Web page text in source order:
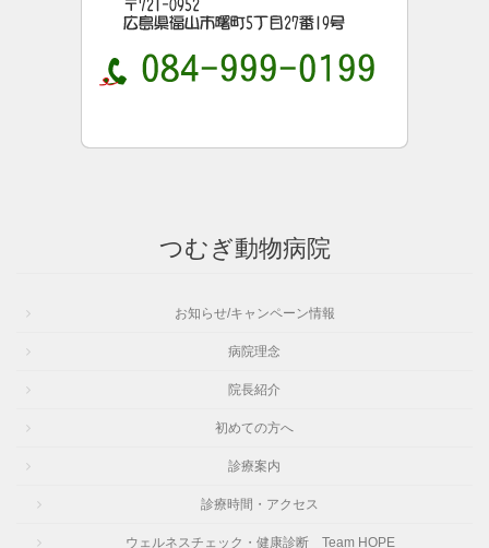
つむぎ動物病院
お知らせ/キャンペーン情報
病院理念
院長紹介
初めての方へ
診療案内
診療時間・アクセス
ウェルネスチェック・健康診断 Team HOPE